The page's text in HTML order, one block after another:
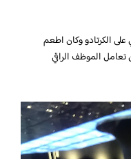
الكرتادو وكان اطعم
الموظف الراقي